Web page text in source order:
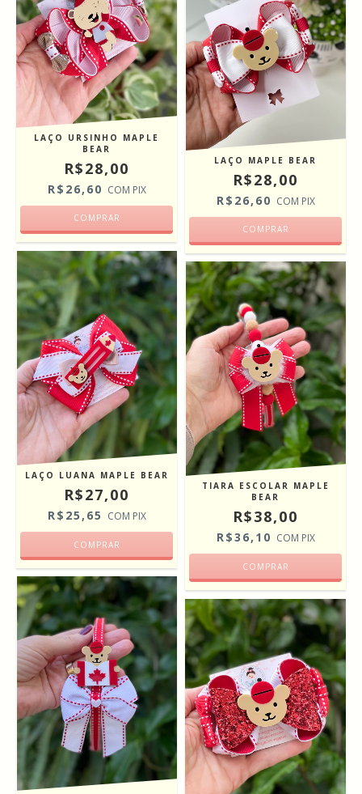
LAÇO URSINHO MAPLE
BEAR
R$28,00
R$26,60 COM PIX
COMPRAR
LAÇO MAPLE BEAR
R$28,00
R$26,60 COM PIX
COMPRAR
LAÇO LUANA MAPLE BEAR
R$27,00
R$25,65 COM PIX
TIARA ESCOLAR MAPLE
BEAR
R$38,00
R$36,10 COM PIX